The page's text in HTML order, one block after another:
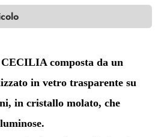
composta da un
in vetro trasparente su
in cristallo molato, che